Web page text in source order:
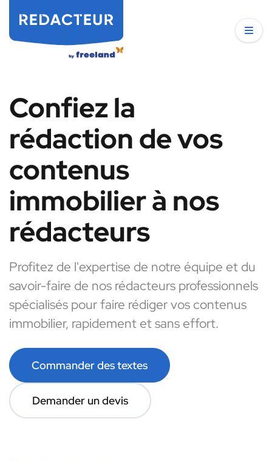
Confiez la
rédaction de vos
contenus
immobilier à nos
rédacteurs
Profitez de l'expertise de notre équipe et du
savoir-faire de nos rédacteurs professionnels
spécialisés pour faire rédiger vos contenus
immobilier, rapidement et sans effort.
Commander des textes
Demander un devis